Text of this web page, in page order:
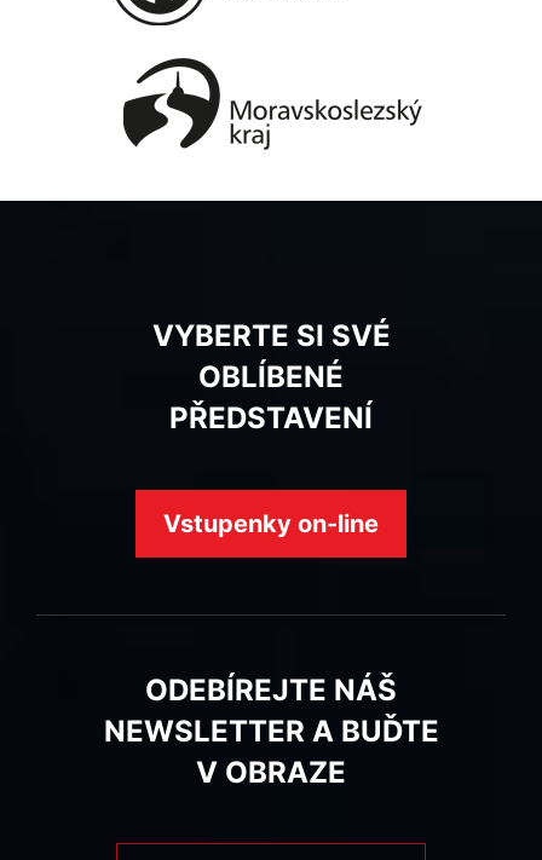
VYBERTE SI SVÉ
OBLÍBENÉ
PŘEDSTAVENÍ
Vstupenky on-line
ODEBÍREJTE NÁŠ
NEWSLETTER A BUĎTE
V OBRAZE